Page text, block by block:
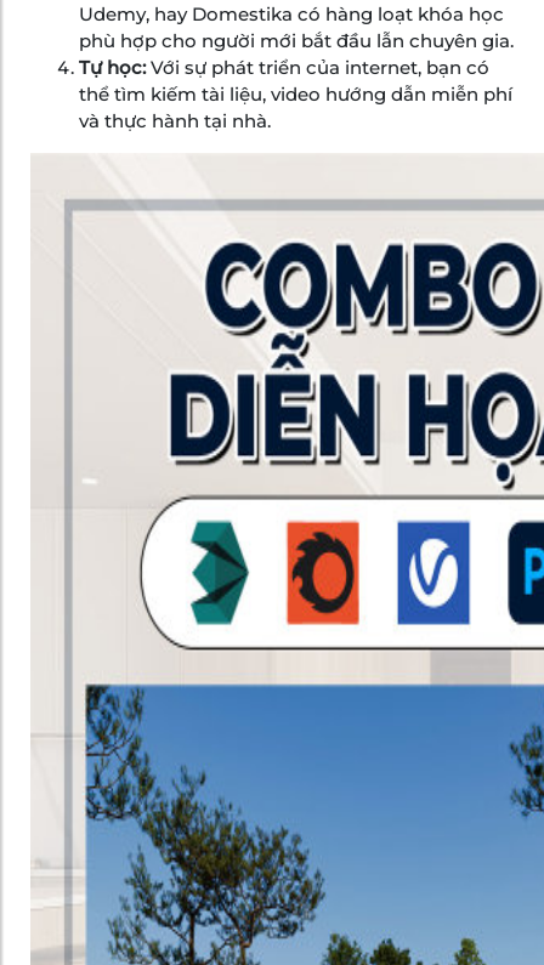
Udemy, hay Domestika có hàng loạt khóa học
phù hợp cho người mới bắt đầu lẫn chuyên gia.
Tự học:Với sự phát triển của internet, bạn có
thể tìm kiếm tài liệu, video hướng dẫn miễn phí
và thực hành tại nhà.